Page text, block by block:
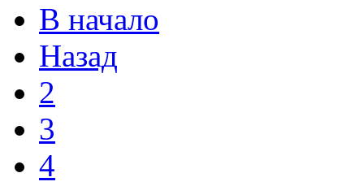
В начало
Назад
2
3
4